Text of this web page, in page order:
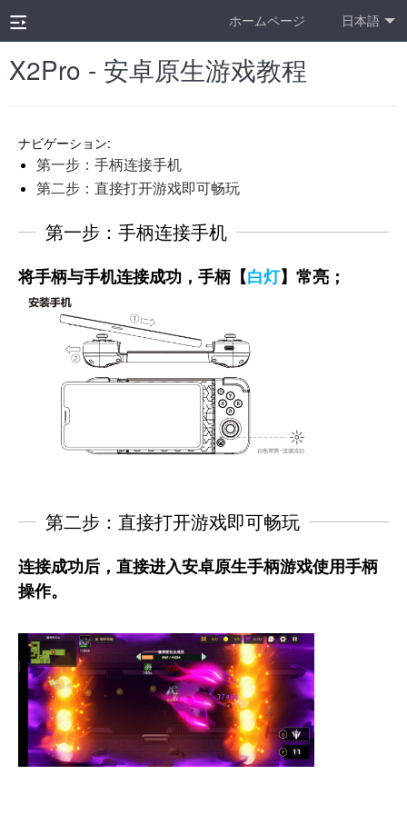
ホームページ 日本語
X2Pro - 安卓原生游戏教程
ナビゲーション:
第一步：手柄连接手机
第二步：直接打开游戏即可畅玩
第一步：手柄连接手机
将手柄与手机连接成功，手柄【白灯】常亮；
第二步：直接打开游戏即可畅玩
连接成功后，直接进入安卓原生手柄游戏使用手柄
操作。